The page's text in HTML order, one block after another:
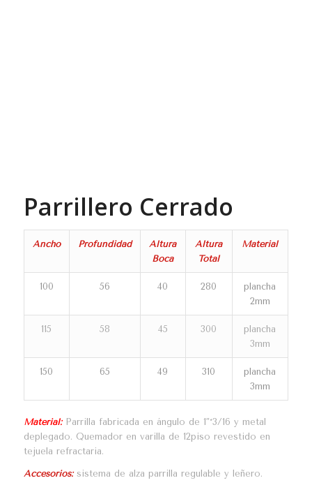
Parrillero Cerrado
Ancho Profundidad
Altura
Boca
Altura
Total
Material
100 56 40 280
plancha
2mm
115 58 45 300
plancha
3mm
150 65 49 310
plancha
3mm
Material: Parrilla fabricada en ángulo de 1″*3/16 y metal
deplegado. Quemador en varilla de 12piso revestido en
tejuela refractaria.
Accesorios:sistema de alza parrilla regulable y leñero.